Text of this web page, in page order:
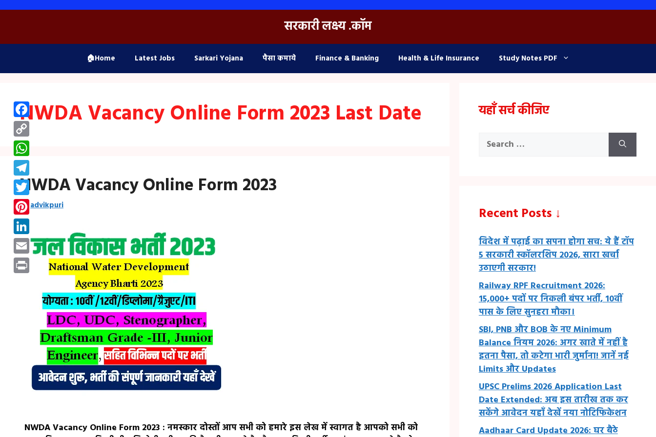
Skip
सरकारी लक्ष्य .कॉम
🏠Home Latest Jobs Sarkari Yojana पैसा कमाये Finance & Banking Health & Life Insurance Study Notes PDF
NWDA Vacancy Online Form 2023 Last Date
NWDA Vacancy Online Form 2023
by advikpuri
NWDA Vacancy Online Form 2023 : नमस्कार दोस्तों आप सभी को हमारे इस लेख में स्वागत है आपको सभी को
यहाँ सर्च कीजिए
Search
Recent Posts ↓
विदेश में पढ़ाई का सपना होगा सच: ये हैं टॉप
5 सरकारी स्कॉलरशिप 2026, सारा खर्चा
उठाएगी सरकार!
Railway RPF Recruitment 2026:
15,000+ पदों पर निकली बंपर भर्ती, 10वीं
पास के लिए सुनहरा मौका।
SBI, PNB और BOB के नए Minimum
Balance नियम 2026: अगर खाते में नहीं है
इतना पैसा, तो कटेगा भारी जुर्माना! जानें नई
Limits और Updates
UPSC Prelims 2026 Application Last
Date Extended: अब इस तारीख तक कर
सकेंगे आवेदन यहाँ देखें नया नोटिफिकेशन
Aadhaar Card Update 2026: घर बैठे
Facebook
Copy
Link
WhatsApp
Telegram
Twitter
Pinterest
LinkedIn
Email